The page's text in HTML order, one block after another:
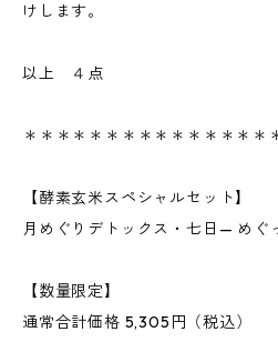
けします。
以上 ４点
＊＊＊＊＊＊＊＊＊＊＊＊＊＊＊
【酵素玄米スペシャルセット】
月めぐりデトックス・七日— めぐ
【数量限定】
通常合計価格 5,305円（税込）